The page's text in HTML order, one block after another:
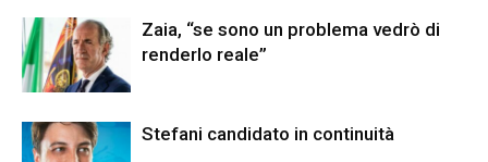
Zaia, “se sono un problema vedrò di
renderlo reale”
Stefani candidato in continuità